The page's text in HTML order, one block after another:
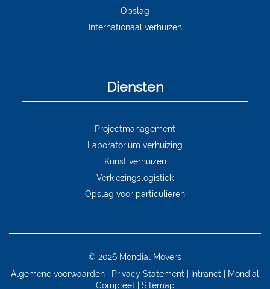
Opslag
Internationaal verhuizen
Diensten
Projectmanagement
Laboratorium verhuizing
Kunst verhuizen
Verkiezingslogistiek
Opslag voor particulieren
© 2026 Mondial Movers
Algemene voorwaarden Privacy Statement Intranet
Mondial
Compleet
Sitemap